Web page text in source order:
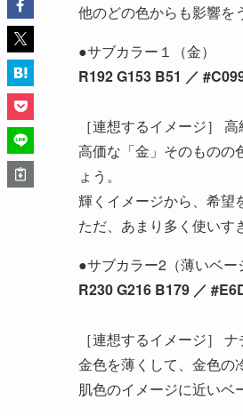
他のどの色からも影響を
●サブカラー１（金）
R192 G153 B51 ／
［連想するイメージ］
高価な「金」そのものの
ょう。
輝くイメージから、希望
ただ、あまり多く使いす
●サブカラー2（薄いベー
R230 G216 B179 ／
［連想するイメージ］
金色を薄くして、金色の
肌色のイメージに近いベ